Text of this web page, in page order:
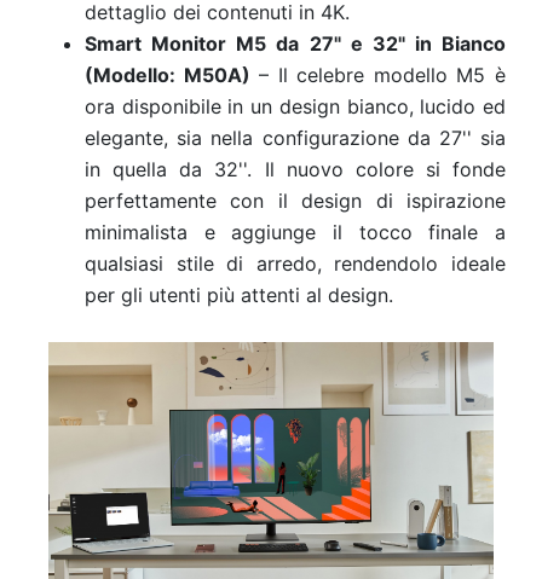
dettaglio dei contenuti in 4K.
Smart Monitor M5 da 27" e 32" in Bianco
(Modello: M50A) – Il celebre modello M5 è
ora disponibile in un design bianco, lucido ed
elegante, sia nella configurazione da 27'' sia
in quella da 32''. Il nuovo colore si fonde
perfettamente con il design di ispirazione
minimalista e aggiunge il tocco finale a
qualsiasi stile di arredo, rendendolo ideale
per gli utenti più attenti al design.